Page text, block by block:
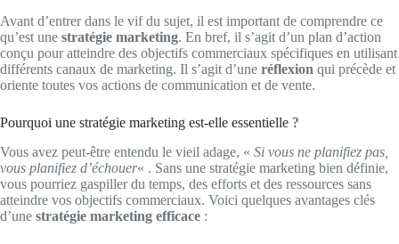
Avant d’entrer dans le vif du sujet, il est important de comprendre ce
qu’est une stratégie marketing. En bref, il s’agit d’un plan d’action
conçu pour atteindre des objectifs commerciaux spécifiques en utilisant
différents canaux de marketing. Il s’agit d’une réflexion qui précède et
oriente toutes vos actions de communication et de vente.
Pourquoi une stratégie marketing est-elle essentielle ?
Vous avez peut-être entendu le vieil adage, « Si vous ne planifiez pas,
vous planifiez d’échouer« . Sans une stratégie marketing bien définie,
vous pourriez gaspiller du temps, des efforts et des ressources sans
atteindre vos objectifs commerciaux. Voici quelques avantages clés
d’une stratégie marketing efficace :